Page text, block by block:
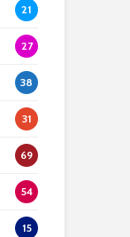
21
27
38
31
69
54
15